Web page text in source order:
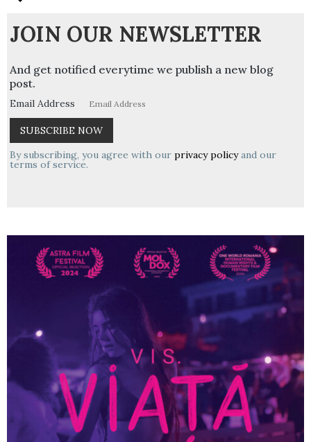
JOIN OUR NEWSLETTER
And get notified everytime we publish a new blog
post.
Email Address
By subscribing, you agree with our privacy policyand our
terms of service.